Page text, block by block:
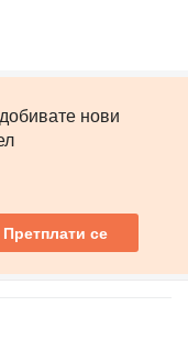
нови
Претплати се